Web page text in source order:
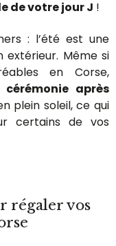
de votre jour J !
: l’été est une
extérieur. Même si
en Corse,
cérémonie après
plein soleil, ce qui
certains de vos
régaler vos